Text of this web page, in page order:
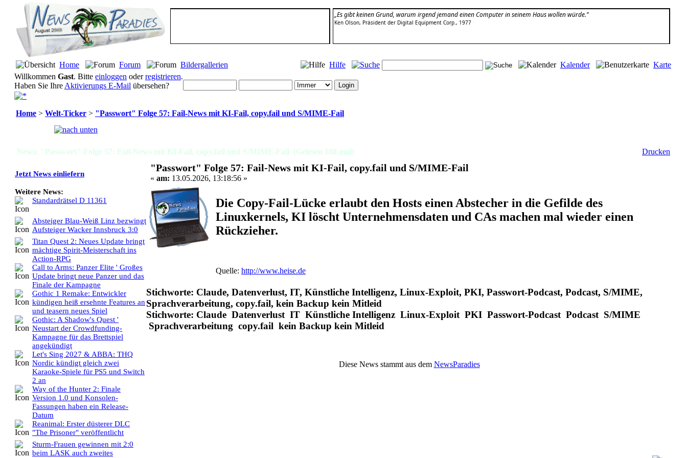
„Es gibt keinen Grund, warum irgend jemand einen Computer in seinem Haus wollen würde.”
Ken Olson, Präsident der Digital Equipment Corp., 1977
Home Forum Bildergallerien Hilfe Kalender
Karte
Willkommen Gast. Bitte einloggen oderregistrieren.
Haben Sie Ihre Aktivierungs E-Mail übersehen?
Home > Welt-Ticker > "Passwort" Folge 57: Fail-News mit KI-Fail, copy.fail und S/MIME-Fail
News: "Passwort" Folge 57: Fail-News mit KI-Fail, copy.fail und S/MIME-Fail (Gelesen 188 mal) Drucken
Jetzt News einliefern
Weitere News:
Standardrätsel D 11361
Absteiger Blau-Weiß Linz bezwingt
Aufsteiger Wacker Innsbruck 3:0
Titan Quest 2: Neues Update bringt
mächtige Spirit-Meisterschaft ins
Action-RPG
Call to Arms: Panzer Elite ' Großes
Update bringt neue Panzer und das
Finale der Kampagne
Gothic 1 Remake: Entwickler
kündigen heiß ersehnte Features an
und teasern neues Spiel
Gothic: A Shadow's Quest '
Neustart der Crowdfunding-
Kampagne für das Brettspiel
angekündigt
Let's Sing 2027 & ABBA: THQ
Nordic kündigt gleich zwei
Karaoke-Spiele für PS5 und Switch
2 an
Way of the Hunter 2: Finale
Version 1.0 und Konsolen-
Fassungen haben ein Release-
Datum
Reanimal: Erster düsterer DLC
"The Prisoner" veröffentlicht
Sturm-Frauen gewinnen mit 2:0
beim LASK auch zweites
"Passwort" Folge 57: Fail-News mit KI-Fail, copy.fail und S/MIME-Fail
« am: 13.05.2026, 13:18:56 »
Die Copy-Fail-Lücke erlaubt den Hosts einen Abstecher in die Gefilde des
Linuxkernels, KI löscht Unternehmensdaten und CAs machen mal wieder einen
Rückzieher.
Quelle: http://www.heise.de
Stichworte: Claude, Datenverlust, IT, Künstliche Intelligenz, Linux-Exploit, PKI, Passwort-Podcast, Podcast, S/MIME,
Sprachverarbeitung, copy.fail, kein Backup kein Mitleid
Stichworte: Claude Datenverlust IT Künstliche Intelligenz Linux-Exploit PKI Passwort-Podcast Podcast S/MIME
Sprachverarbeitung copy.fail kein Backup kein Mitleid
Diese News stammt aus dem NewsParadies